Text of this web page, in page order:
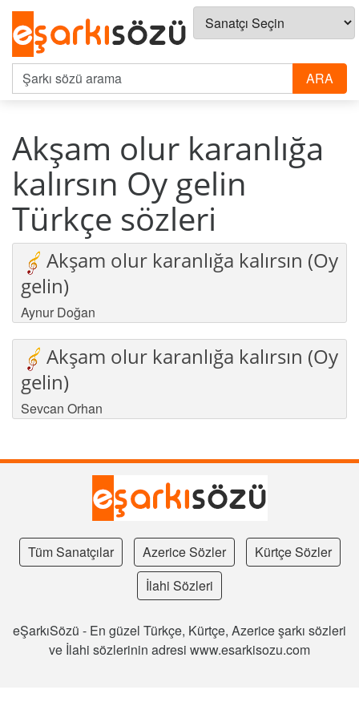
Akşam olur karanlığa
kalırsın Oy gelin
Türkçe sözleri
Akşam olur karanlığa kalırsın (Oy
gelin)
Aynur Doğan
Akşam olur karanlığa kalırsın (Oy
gelin)
Sevcan Orhan
Tüm Sanatçılar Azerice Sözler
Kürtçe Sözler
İlahi Sözleri
eŞarkıSözü - En güzel Türkçe, Kürtçe, Azerice şarkı sözleri
ve İlahi sözlerinin adresi www.esarkisozu.com